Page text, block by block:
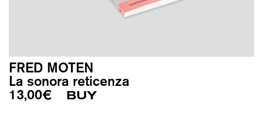
FRED MOTEN
La sonora reticenza
13,00€ BUY